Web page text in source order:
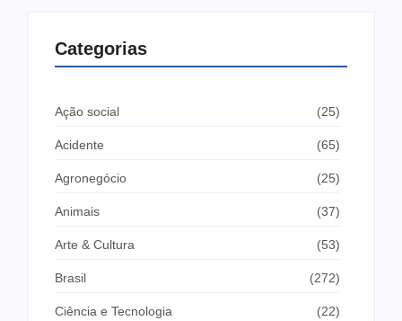
Categorias
Ação social (25)
Acidente (65)
Agronegócio (25)
Animais (37)
Arte & Cultura (53)
Brasil (272)
Ciência e Tecnologia (22)